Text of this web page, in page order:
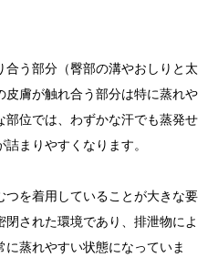
う部分（臀部の溝やおしりと太
皮膚が触れ合う部分は特に蒸れや
位では、わずかな汗でも蒸発せ
まりやすくなります。
を着用していることが大きな要
された環境であり、排泄物によ
蒸れやすい状態になっていま